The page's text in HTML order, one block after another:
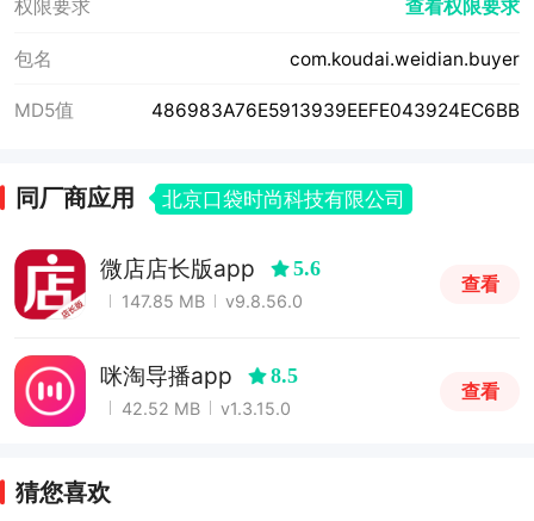
权限要求 查看权限要求
包名 com.koudai.weidian.buyer
MD5值 486983A76E5913939EEFE043924EC6BB
同厂商应用 北京口袋时尚科技有限公司
微店店长版app 5.6
147.85 MB v9.8.56.0
查看
咪淘导播app 8.5
42.52 MB v1.3.15.0
查看
猜您喜欢